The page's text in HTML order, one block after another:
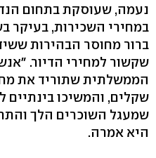
נעמה, שעוסקת בתחום
במחירי השכירות, בעיקר
ברור מחוסר הבהירות
שקשור למחירי הדיור.
הממשלתית שתוריד את
שקלים, והמשיכו בינתיים
שמעגל השוכרים הלך
היא אמרה.